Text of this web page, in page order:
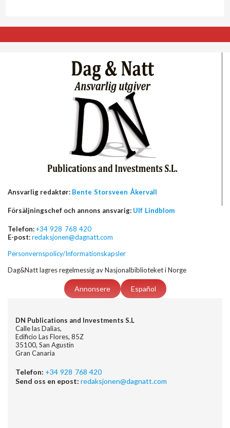
Ansvarlig redaktør: Bente Storsveen Åkervall
Försäljningschef och annons ansvarig: Ulf Lindblom
Telefon:+34 928 768 420
E-post:redaksjonen@dagnatt.com
Personvernspolicy/Informationskapsler
Dag&Natt lagres regelmessig av Nasjonalbiblioteket i Norge
Annonsere Español
DN Publications and Investments S.L
Calle las Dalias,
Edificio Las Flores, 85Z
35100, San Agustin
Gran Canaria
Telefon: +34 928 768 420
Send oss en epost: redaksjonen@dagnatt.com